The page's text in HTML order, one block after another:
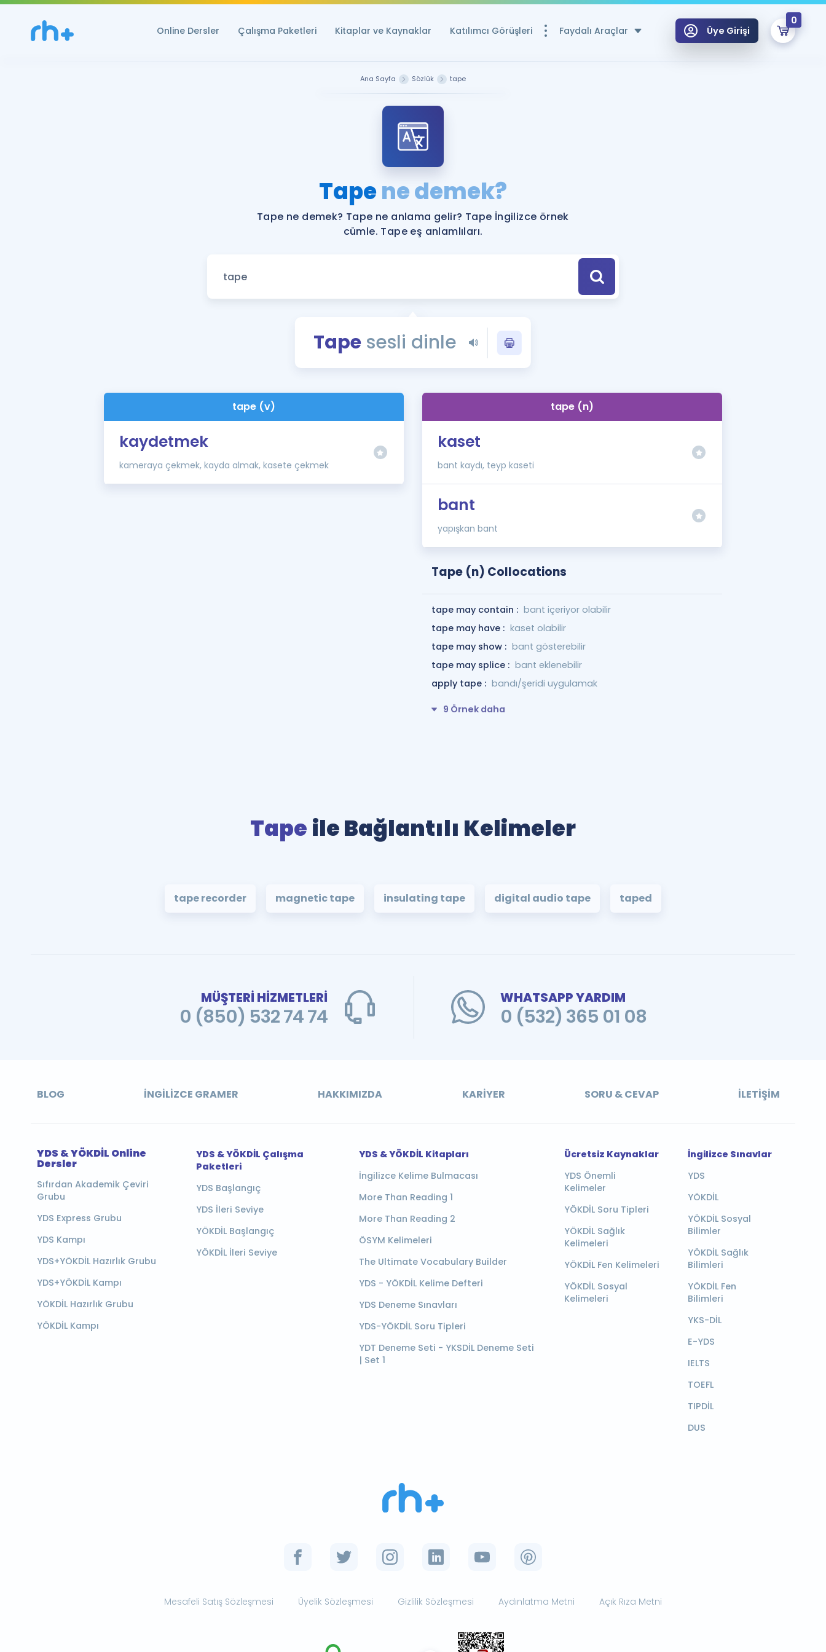
Online Dersler Çalışma Paketleri Kitaplar ve Kaynaklar Katılımcı Görüşleri Faydalı Araçlar
YDS ve YÖKDİL Puan Hesaplama Aracı
Rehberlik Aracı
YDS ve YÖKDİL'e Hazırlananlar için Öneriler
Tüm ÖSYM Sınavları Tek Takvimde
Blog
YDS - YÖKDİL Tüm Sınavlarla İlgili Haberler
İngilizce Gramer
Üye Girişi
0
Ana Sayfa Sözlük tape
Tapene demek?
Tape ne demek? Tape ne anlama gelir? Tape İngilizce örnek
cümle. Tape eş anlamlıları.
Tapesesli dinle
tape (v)
kaydetmek
kameraya çekmek, kayda almak, kasete çekmek
tape (n)
kaset
bant kaydı, teyp kaseti
bant
yapışkan bant
Tape (n) Collocations
tape may contain : bant içeriyor olabilir
tape may have : kaset olabilir
tape may show : bant gösterebilir
tape may splice : bant eklenebilir
apply tape : bandı/şeridi uygulamak
9 Örnek daha
Tape ile Bağlantılı Kelimeler
tape recorder magnetic tape insulating tape digital audio tape taped
MÜŞTERİ HİZMETLERİ
0 (850) 532 74 74
WHATSAPP YARDIM
0 (532) 365 01 08
BLOG İNGILIZCE GRAMER HAKKIMIZDA KARIYER SORU & CEVAP İLETIŞIM
YDS & YÖKDİL Online
Dersler
Sıfırdan Akademik Çeviri
Grubu
YDS Express Grubu
YDS Kampı
YDS+YÖKDİL Hazırlık Grubu
YDS+YÖKDİL Kampı
YÖKDİL Hazırlık Grubu
YÖKDİL Kampı
YDS & YÖKDİL Çalışma
Paketleri
YDS Başlangıç
YDS İleri Seviye
YÖKDİL Başlangıç
YÖKDİL İleri Seviye
YDS & YÖKDİL Kitapları
İngilizce Kelime Bulmacası
More Than Reading 1
More Than Reading 2
ÖSYM Kelimeleri
The Ultimate Vocabulary Builder
YDS - YÖKDİL Kelime Defteri
YDS Deneme Sınavları
YDS-YÖKDİL Soru Tipleri
YDT Deneme Seti - YKSDİL Deneme Seti
| Set 1
Ücretsiz Kaynaklar
YDS Önemli
Kelimeler
YÖKDİL Soru Tipleri
YÖKDİL Sağlık
Kelimeleri
YÖKDİL Fen Kelimeleri
YÖKDİL Sosyal
Kelimeleri
İngilizce Sınavlar
YDS
YÖKDİL
YÖKDİL Sosyal
Bilimler
YÖKDİL Sağlık
Bilimleri
YÖKDİL Fen
Bilimleri
YKS-DİL
E-YDS
IELTS
TOEFL
TIPDİL
DUS
Mesafeli Satış Sözleşmesi Üyelik Sözleşmesi Gizlilik Sözleşmesi Aydınlatma Metni Açık Rıza Metni